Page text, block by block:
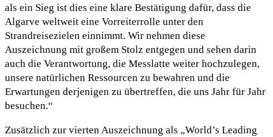
als ein Sieg ist dies eine klare Bestätigung dafür, dass die
Algarve weltweit eine Vorreiterrolle unter den
Strandreisezielen einnimmt. Wir nehmen diese
Auszeichnung mit großem Stolz entgegen und sehen darin
auch die Verantwortung, die Messlatte weiter hochzulegen,
unsere natürlichen Ressourcen zu bewahren und die
Erwartungen derjenigen zu übertreffen, die uns Jahr für Jahr
besuchen.“
Zusätzlich zur vierten Auszeichnung als „World’s Leading